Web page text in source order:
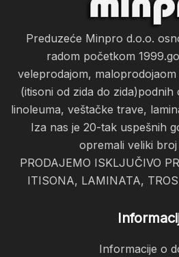
Preduzeće Minpro d.o.o.
radom početkom
veleprodajom,
(itisoni od zida do
linoleuma, veštačke trave,
Iza nas je 20-tak uspešnih
opremali veliki broj
PRODAJEMO ISKLJUČIVO
ITISONA, LAMINATA,
Informacije o